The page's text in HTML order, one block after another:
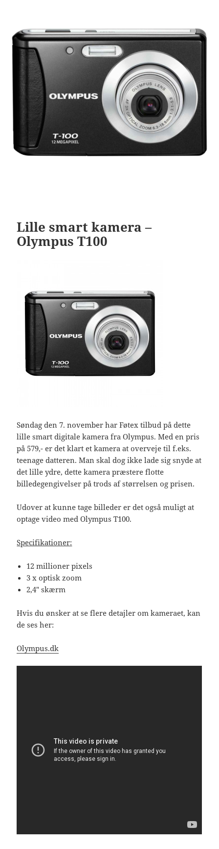
Lille smart kamera –
Olympus T100
Søndag den 7. november har Føtex tilbud på dette
lille smart digitale kamera fra Olympus. Med en pris
på 579,- er det klart et kamera at overveje til f.eks.
teenage datteren. Man skal dog ikke lade sig snyde at
det lille ydre, dette kamera præstere flotte
billedegengivelser på trods af størrelsen og prisen.
Udover at kunne tage billeder er det også muligt at
optage video med Olympus T100.
Specifikationer:
12 millioner pixels
3 x optisk zoom
2,4″ skærm
Hvis du ønsker at se flere detajler om kameraet, kan
de ses her:
Olympus.dk